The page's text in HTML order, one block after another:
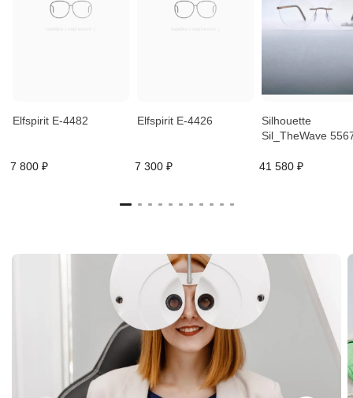
Elfspirit E-4482
7 800 ₽
Elfspirit E-4426
7 300 ₽
Silhouette
Sil_TheWave
41 580 ₽